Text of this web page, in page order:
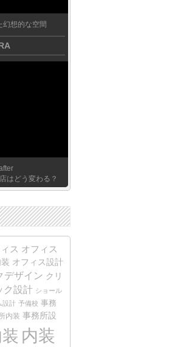
幻想的な空間
はどう変わる？
ス オフィス
オフィス設計
デザイン クリ
ク設計 ショール
設計 予備校 事務
内装 事務所設
内装